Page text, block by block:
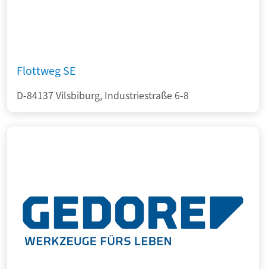
Flottweg SE
D-84137 Vilsbiburg, Industriestraße 6-8